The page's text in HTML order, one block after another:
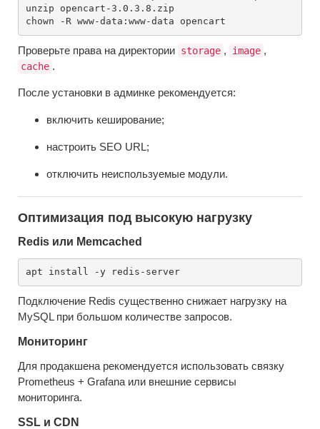
unzip opencart-3.0.3.8.zip
Проверьте права на директории storage , image ,
cache .
После установки в админке рекомендуется:
включить кеширование;
настроить SEO URL;
отключить неиспользуемые модули.
Оптимизация под высокую нагрузку
Redis или Memcached
apt install -y redis-server
Подключение Redis существенно снижает нагрузку на
MySQL при большом количестве запросов.
Мониторинг
Для продакшена рекомендуется использовать связку
Prometheus + Grafana или внешние сервисы
мониторинга.
SSL и CDN